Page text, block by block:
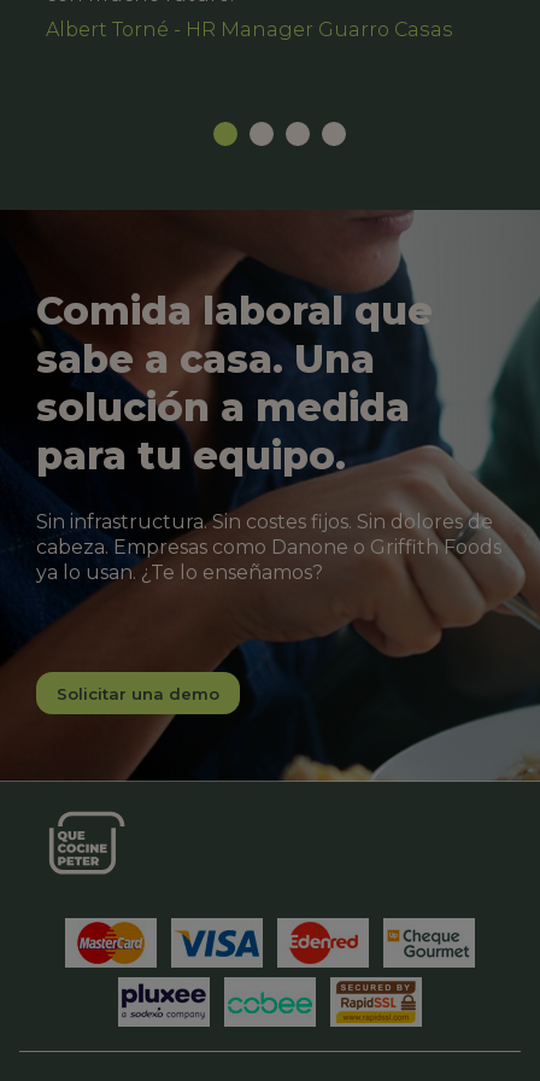
Albert Torné - HR Manager Guarro Casas
Comida laboral que
sabe a casa. Una
solución a medida
para tu equipo.
Sin infrastructura. Sin costes fijos. Sin dolores de
cabeza. Empresas como Danone o Griffith Foods
ya lo usan. ¿Te lo enseñamos?
Solicitar una demo